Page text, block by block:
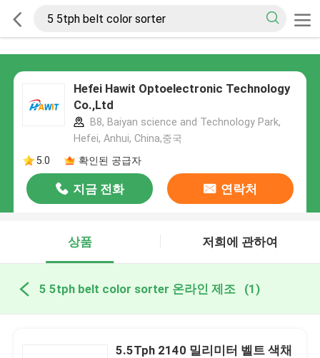
Hefei Hawit Optoelectronic Technology
Co.,Ltd
B8, Baiyan science and Technology Park,
Hefei, Anhui, China,중국
5.0
확인된 공급자
지금 전화 연락처
상품 저희에 관하여
5 5tph belt color sorter 온라인 제조 (1)
5.5Tph 2140 밀리미터 벨트 색채